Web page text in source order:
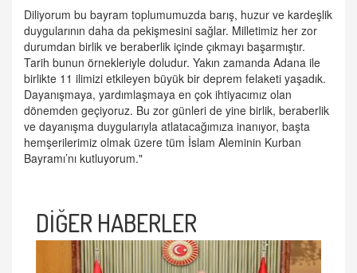
Diliyorum bu bayram toplumumuzda barış, huzur ve kardeşlik
duygularının daha da pekişmesini sağlar. Milletimiz her zor
durumdan birlik ve beraberlik içinde çıkmayı başarmıştır.
Tarih bunun örnekleriyle doludur. Yakın zamanda Adana ile
birlikte 11 ilimizi etkileyen büyük bir deprem felaketi yaşadık.
Dayanışmaya, yardımlaşmaya en çok ihtiyacımız olan
dönemden geçiyoruz. Bu zor günleri de yine birlik, beraberlik
ve dayanışma duygularıyla atlatacağımıza inanıyor, başta
hemşerilerimiz olmak üzere tüm İslam Aleminin Kurban
Bayramı’nı kutluyorum."
DİĞER HABERLER